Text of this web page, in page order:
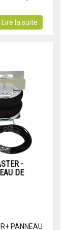
Lire la suite
-
DE
PANNEAU